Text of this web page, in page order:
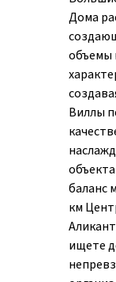
Дома
объемы
Виллы
баланс
км
ищете